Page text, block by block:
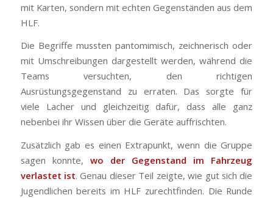
mit Karten, sondern mit echten Gegenständen aus dem
HLF.
Die Begriffe mussten pantomimisch, zeichnerisch oder
mit Umschreibungen dargestellt werden, während die
Teams versuchten, den richtigen
Ausrüstungsgegenstand zu erraten. Das sorgte für
viele Lacher und gleichzeitig dafür, dass alle ganz
nebenbei ihr Wissen über die Geräte auffrischten.
Zusätzlich gab es einen Extrapunkt, wenn die Gruppe
sagen konnte, wo der Gegenstand im Fahrzeug
verlastet ist. Genau dieser Teil zeigte, wie gut sich die
Jugendlichen bereits im HLF zurechtfinden. Die Runde